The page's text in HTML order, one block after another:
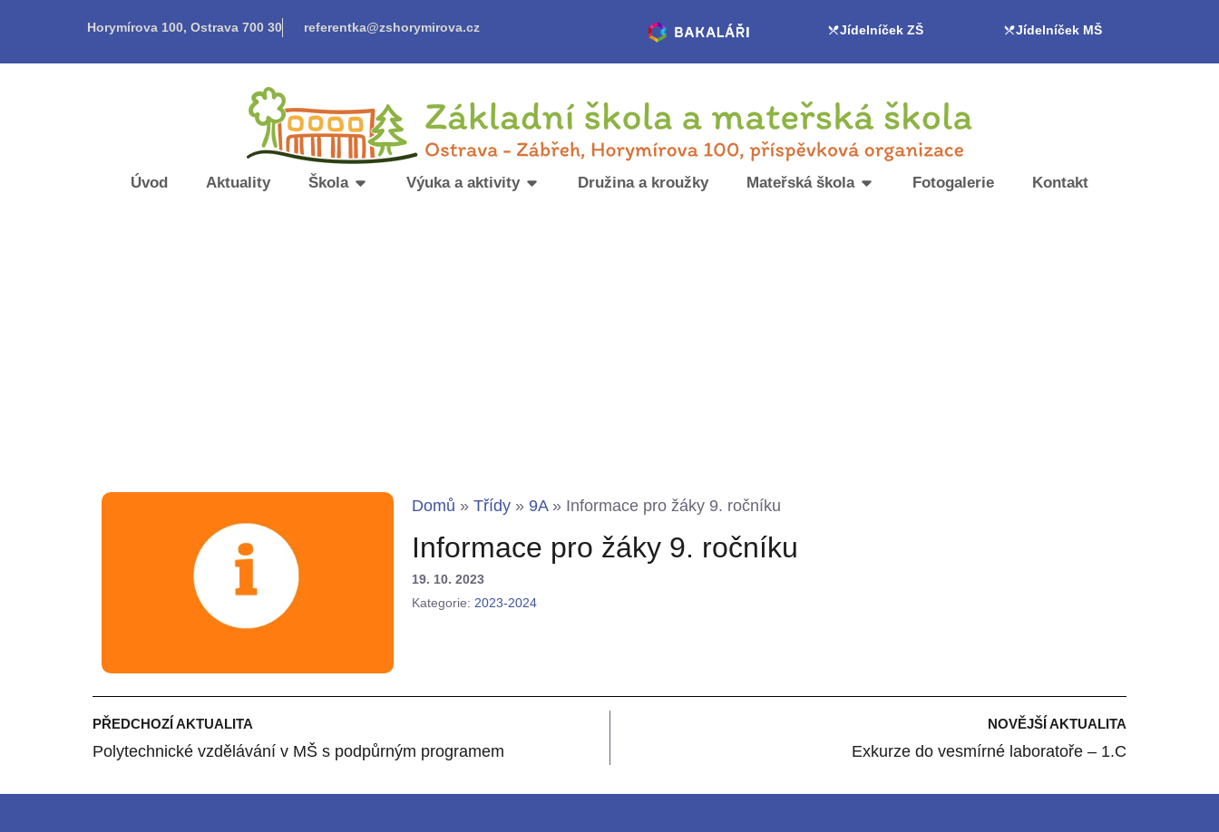
Horymírova 100, Ostrava 700 30 referentka@zshorymirova.cz Jídelníček ZŠ Jídelníček MŠ
Úvod Aktuality Škola Výuka a aktivity Družina a kroužky Mateřská škola Fotogalerie Kontakt
Domů » Třídy » 9A» Informace pro žáky 9. ročníku
Informace pro žáky 9. ročníku
19. 10. 2023
Kategorie: 2023-2024
PŘEDCHOZÍ AKTUALITA
Polytechnické vzdělávání v MŠ s podpůrným programem
NOVĚJŠÍ AKTUALITA
Exkurze do vesmírné laboratoře – 1.C